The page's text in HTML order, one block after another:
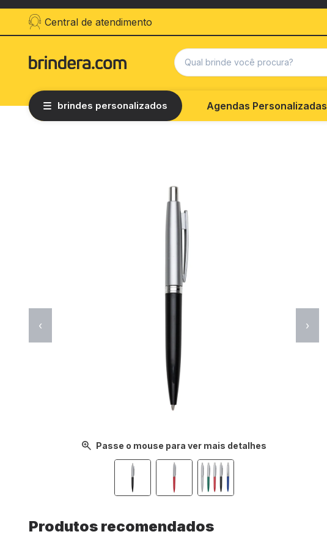
Central de atendimento
brindes personalizados Agendas Personalizadas
Passe o mouse para ver mais detalhes
‹ ›
Produtos recomendados